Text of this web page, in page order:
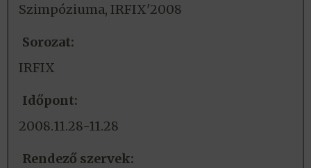
Szimpóziuma, IRFIX'2008
Sorozat:
IRFIX
Időpont:
2008.11.28-11.28
Rendező szervek: